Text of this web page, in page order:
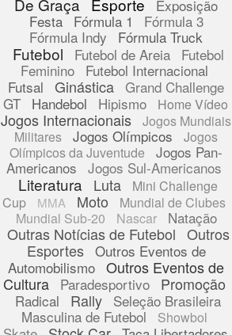
De Graça Esporte
Exposição
Festa
Fórmula 1
Fórmula 3
Fórmula Indy
Fórmula Truck
Futebol Futebol de Areia
Futebol
Feminino
Futebol Internacional
Futsal Ginástica Grand Challenge
GT Handebol Hipismo Home Vídeo
Jogos Internacionais
Jogos Mundiais
Militares
Jogos Olímpicos
Jogos
Olímpicos da Juventude
Jogos Pan-
Americanos Jogos Sul-Americanos
Literatura Luta
Mini Challenge
Cup
MMA Moto
Mundial de Clubes
Mundial Sub-20
Nascar Natação
Outras Notícias de Futebol Outros
Esportes Outros Eventos de
Automobilismo Outros Eventos de
Cultura
Paradesportivo Promoção
Radical Rally Seleção Brasileira
Masculina de Futebol
Showbol